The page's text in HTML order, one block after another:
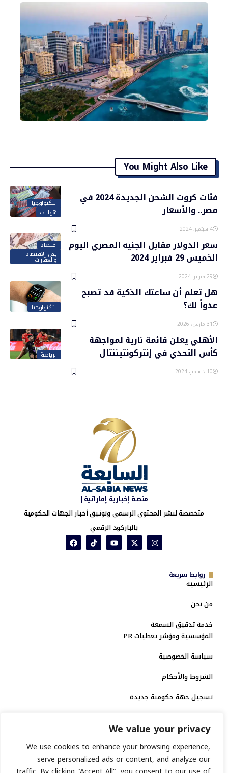
We value your privacy
We use cookies to enhance your browsing experience,
serve personalized ads or content, and analyze our
You Might Also Like
التكنولوجيا
هواتف
فئات كروت الشحن الجديدة 2024 في
مصر.. والأسعار
4 سبتمبر، 2024
اقتصاد
نبض الاقتصاد
والعقارات
سعر الدولار مقابل الجنيه المصري اليوم
الخميس 29 فبراير 2024
29 فبراير، 2024
التكنولوجيا
هل تعلم أن ساعتك الذكية قد تصبح
عدواً لك؟
31 مارس، 2026
الرياضة
الأهلي يعلن قائمة نارية لمواجهة
كأس التحدي في إنتركونتيننتال
10 ديسمبر، 2024
منصة إخبارية إماراتية|
متخصصة لنشر المحتوى الرسمي وتوثيق أخبار الجهات الحكومية
بالباركود الرقمي
روابط سريعة
الرئيسية
من نحن
خدمة تدقيق السمعة
المؤسسية ومؤشر تغطيات PR
سياسة الخصوصية
الشروط والأحكام
تسجيل جهة حكومية جديدة
الاعتماد الرسمي
منصة إخبارية مرخصة